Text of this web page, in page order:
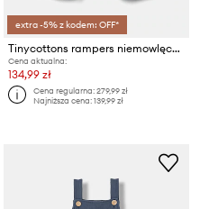
extra -5% z kodem: OFF*
Tinycottons rampers niemowlęcy SOLID SHORT DUNGAREE
Cena aktualna:
134,99 zł
Cena regularna:279,99 zł
Najniższa cena:139,99 zł